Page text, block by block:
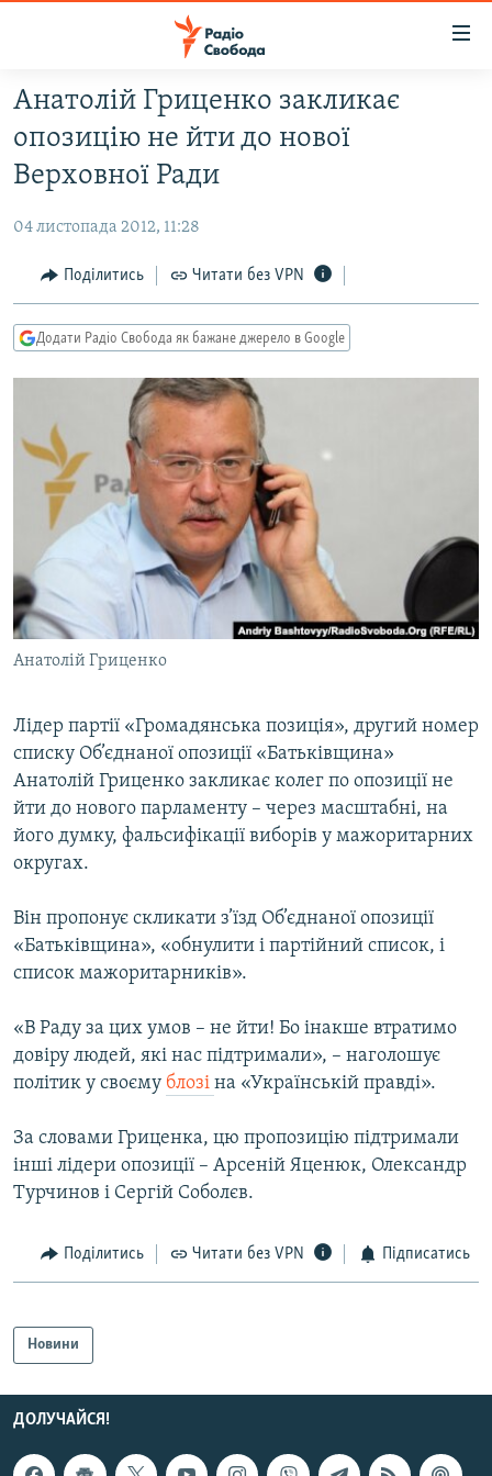
Перейти
до
основного
матеріалу
Перейти
до
навігації
Перейти
до
РАДІО СВОБОДА – 70 РОКІВ
ВСЕ ЗА ДОБУ
СТАТТІ
ПОЛІТИКА
ЕКОНОМІКА
КУЛЬТУРА
УКРАЇНА
СВІТ
ВІЙНА
РОСІЙСЬКА «ФІЛЬТРАЦІЯ»
КРИМ.РЕАЛІЇ
СХЕМИ
КИТАЙ.ВИКЛИКИ
МУЛЬТИМЕДІА
ФОТО
СПЕЦПРОЄКТИ
ПОДКАСТИ
РУС
УКР
КТАТ
ДОЛУЧАЙСЯ!
Анатолій Гриценко закликає
опозицію не йти до нової
Верховної Ради
04 листопада 2012, 11:28
Поділитись Читати без VPN
Додати Радіо Свобода як бажане джерело в Google
Анатолій Гриценко
Лідер партії «Громадянська позиція», другий номер
списку Об’єднаної опозиції «Батьківщина»
Анатолій Гриценко закликає колег по опозиції не
йти до нового парламенту – через масштабні, на
його думку, фальсифікації виборів у мажоритарних
округах.
Він пропонує скликати з’їзд Об’єднаної опозиції
«Батьківщина», «обнулити і партійний список, і
список мажоритарників».
«В Раду за цих умов – не йти! Бо інакше втратимо
довіру людей, які нас підтримали», – наголошує
політик у своєму блозі на «Українській правді».
За словами Гриценка, цю пропозицію підтримали
інші лідери опозиції – Арсеній Яценюк, Олександр
Турчинов і Сергій Соболєв.
Поділитись Читати без VPN Підписатись
Новини
ДОЛУЧАЙСЯ!